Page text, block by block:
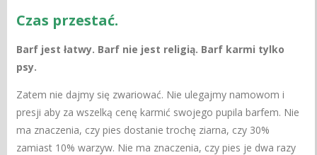
Czas przestać.
Barf jest łatwy. Barf nie jest religią. Barf karmi tylko
psy.
Zatem nie dajmy się zwariować. Nie ulegajmy namowom i
presji aby za wszelką cenę karmić swojego pupila barfem. Nie
ma znaczenia, czy pies dostanie trochę ziarna, czy 30%
zamiast 10% warzyw. Nie ma znaczenia, czy pies je dwa razy